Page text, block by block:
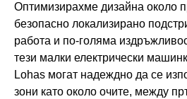
Оптимизирахме дизайна около
безопасно локализирано
работа и по-голяма
тези малки електрически
Lohas могат надеждно да се
зони като около очите, между